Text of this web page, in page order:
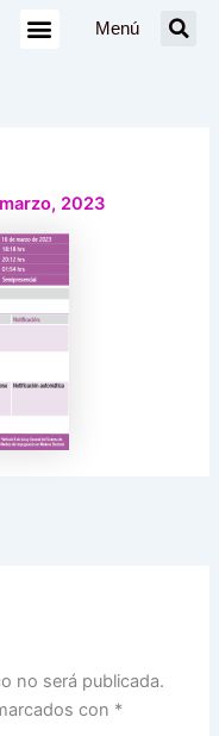
Menú
2023
no será publicada.
con *